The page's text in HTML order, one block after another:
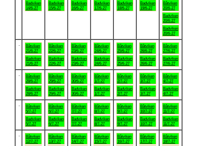
Badviken
14/6-27
Badviken
15/6-27
Badviken
16/6-27
Badviken
17/6-27
Badviken
18/6-27
Badviken
19/6-27
Båtviken
20/6-27
Badviken
20/6-27
Badviken
20/6-27
Båtviken
21/6-27
Badviken
21/6-27
Båtviken
22/6-27
Badviken
22/6-27
Båtviken
23/6-27
Badviken
23/6-27
Båtviken
24/6-27
Badviken
24/6-27
Båtviken
25/6-27
Badviken
25/6-27
Båtviken
26/6-27
Badviken
26/6-27
Båtviken
27/6-27
Badviken
27/6-27
Båtviken
28/6-27
Badviken
28/6-27
Båtviken
29/6-27
Badviken
29/6-27
Båtviken
30/6-27
Badviken
30/6-27
Båtviken
1/7-27
Badviken
1/7-27
Båtviken
2/7-27
Badviken
2/7-27
Båtviken
3/7-27
Badviken
3/7-27
Båtviken
4/7-27
Badviken
4/7-27
Båtviken
5/7-27
Badviken
5/7-27
Båtviken
6/7-27
Badviken
6/7-27
Båtviken
7/7-27
Badviken
7/7-27
Båtviken
8/7-27
Badviken
8/7-27
Båtviken
9/7-27
Badviken
9/7-27
Båtviken
10/7-27
Badviken
10/7-27
Båtviken
11/7-27
Badviken
11/7-27
Båtviken
12/7-27
Båtviken
13/7-27
Båtviken
14/7-27
Båtviken
15/7-27
Båtviken
16/7-27
Båtviken
17/7-27
Båtviken
18/7-27